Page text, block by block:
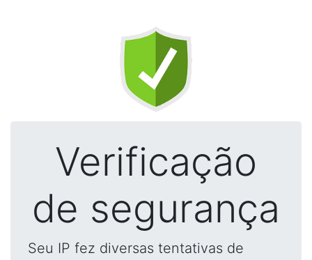
Verificação
de segurança
Seu IP fez diversas tentativas de